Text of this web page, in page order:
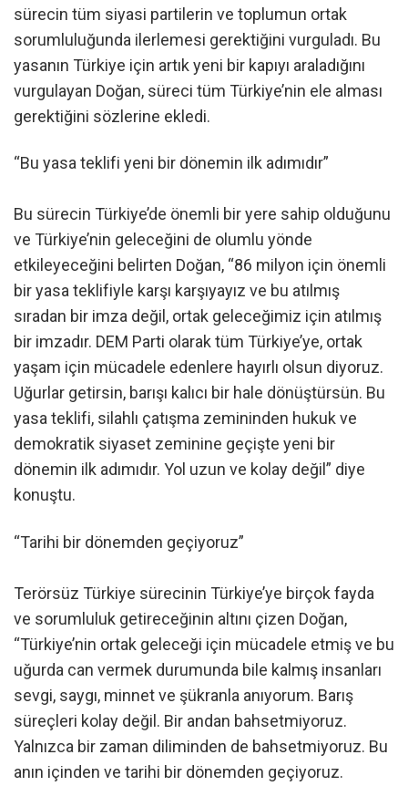
sürecin tüm siyasi partilerin ve toplumun ortak
sorumluluğunda ilerlemesi gerektiğini vurguladı. Bu
yasanın Türkiye için artık yeni bir kapıyı araladığını
vurgulayan Doğan, süreci tüm Türkiye’nin ele alması
gerektiğini sözlerine ekledi.
“Bu yasa teklifi yeni bir dönemin ilk adımıdır”
Bu sürecin Türkiye’de önemli bir yere sahip olduğunu
ve Türkiye’nin geleceğini de olumlu yönde
etkileyeceğini belirten Doğan, “86 milyon için önemli
bir yasa teklifiyle karşı karşıyayız ve bu atılmış
sıradan bir imza değil, ortak geleceğimiz için atılmış
bir imzadır. DEM Parti olarak tüm Türkiye’ye, ortak
yaşam için mücadele edenlere hayırlı olsun diyoruz.
Uğurlar getirsin, barışı kalıcı bir hale dönüştürsün. Bu
yasa teklifi, silahlı çatışma zemininden hukuk ve
demokratik siyaset zeminine geçişte yeni bir
dönemin ilk adımıdır. Yol uzun ve kolay değil” diye
konuştu.
“Tarihi bir dönemden geçiyoruz”
Terörsüz Türkiye sürecinin Türkiye’ye birçok fayda
ve sorumluluk getireceğinin altını çizen Doğan,
“Türkiye’nin ortak geleceği için mücadele etmiş ve bu
uğurda can vermek durumunda bile kalmış insanları
sevgi, saygı, minnet ve şükranla anıyorum. Barış
süreçleri kolay değil. Bir andan bahsetmiyoruz.
Yalnızca bir zaman diliminden de bahsetmiyoruz. Bu
anın içinden ve tarihi bir dönemden geçiyoruz.